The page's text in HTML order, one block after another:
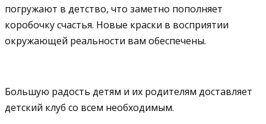
погружают в детство, что заметно пополняет
коробочку счастья. Новые краски в восприятии
окружающей реальности вам обеспечены.
Большую радость детям и их родителям доставляет
детский клуб со всем необходимым.